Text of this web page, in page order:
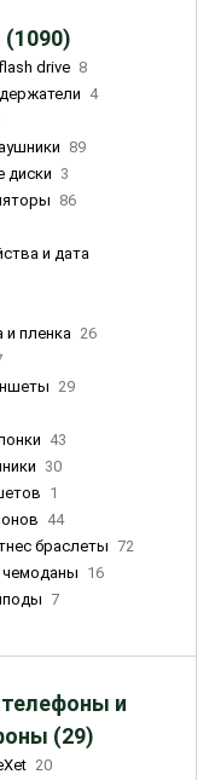
drive 8
4
89
диски 3
86
и дата
и пленка 26
29
43
30
1
44
браслеты 72
чемоданы
16
7
и
(29)
20